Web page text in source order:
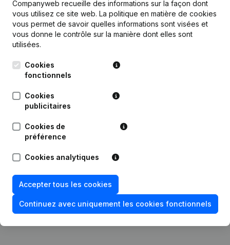
Publicationsde Jera Tax Accountants
29-09-2025
21-01-2025 Demissions - Nominations
Modification Forme Juridique -
Nominations
Companyweb recueille des informations sur la façon dont
vous utilisez ce site web. La politique en matière de cookies
vous permet de savoir quelles informations sont visées et
vous donne le contrôle sur la manière dont elles sont
utilisées.
Cookies
fonctionnels
Cookies
publicitaires
Cookies de
préférence
Cookies analytiques
Accepter tous les cookies
Continuez avec uniquement les cookies fonctionnels